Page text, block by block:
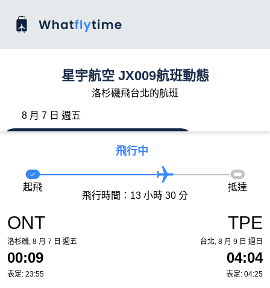
星宇航空 JX009航班動態
洛杉磯飛台北的航班
8 月 7 日 週五
飛行中
ONT
洛杉磯, 8 月 7 日 週五
00:09
表定: 23:55
起飛
飛行時間：13 小時 30 分
抵達
TPE
台北, 8 月 9 日 週日
04:04
表定: 04:25